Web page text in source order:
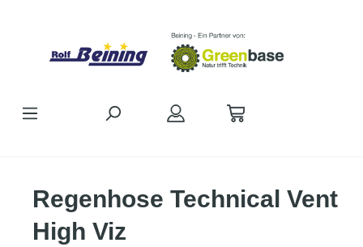
Regenhose Technical Vent
High Viz